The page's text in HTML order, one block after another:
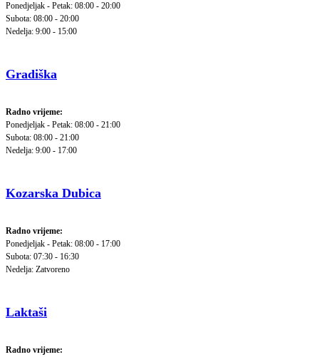
Ponedjeljak - Petak: 08:00 - 20:00
Subota: 08:00 - 20:00
Nedelja: 9:00 - 15:00
Gradiška
Radno vrijeme:
Ponedjeljak - Petak: 08:00 - 21:00
Subota: 08:00 - 21:00
Nedelja: 9:00 - 17:00
Kozarska Dubica
Radno vrijeme:
Ponedjeljak - Petak: 08:00 - 17:00
Subota: 07:30 - 16:30
Nedelja: Zatvoreno
Laktaši
Radno vrijeme: